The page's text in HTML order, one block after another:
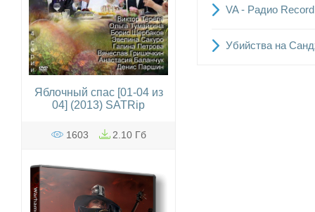
VA - Радио
Убийства на
Яблочный спас [01-04 из
04] (2013) SATRip
1603 2.10 Гб